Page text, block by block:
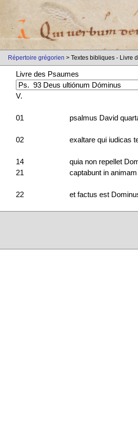
Répertoire grégorien > Textes bibliques - Livre
Livre des Psaumes
V.
01 psalmus David
02
exaltare qui iudicas
14
quia non repellet
21
captabunt in
22
et factus est